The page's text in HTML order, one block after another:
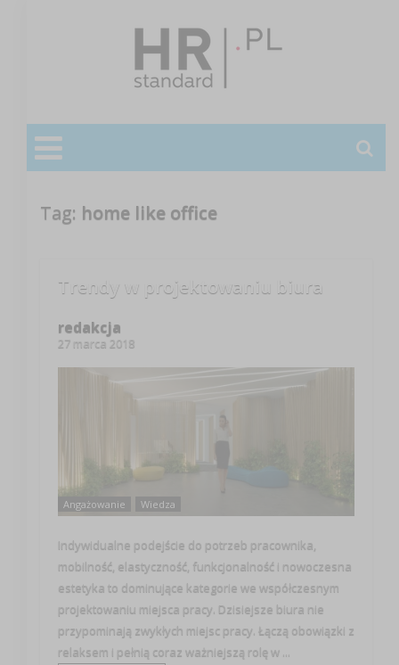
Tag: home like office
Trendy w projektowaniu biura
redakcja
27 marca 2018
Angażowanie Wiedza
Indywidualne podejście do potrzeb pracownika,
mobilność, elastyczność, funkcjonalność i nowoczesna
estetyka to dominujące kategorie we współczesnym
projektowaniu miejsca pracy. Dzisiejsze biura nie
przypominają zwykłych miejsc pracy. Łączą obowiązki z
relaksem i pełnią coraz ważniejszą rolę w ...